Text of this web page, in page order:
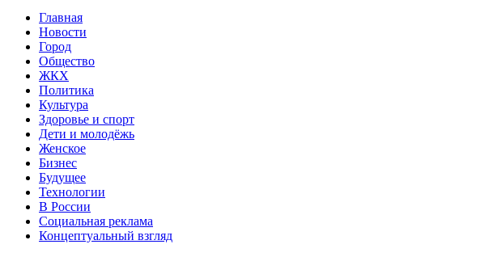
Главная
Новости
Город
Общество
ЖКХ
Политика
Культура
Здоровье и спорт
Дети и молодёжь
Женское
Бизнес
Будущее
Технологии
В России
Социальная реклама
Концептуальный взгляд